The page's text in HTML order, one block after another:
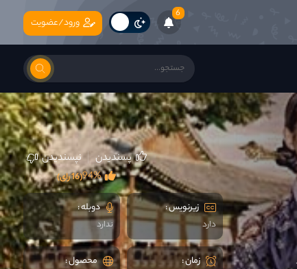
6
ورود/عضویت
پسندیدن نپسندیدن
(16 رای)94%
زیرنویس :
دارد
دوبله :
ندارد
زمان : محصول :